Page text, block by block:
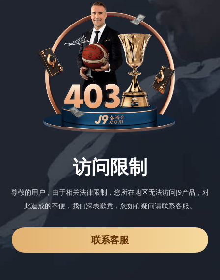
访问限制
尊敬的用户，由于相关法律限制，您所在地区无法访问J9产品，对
此造成的不便，我们深表歉意，您如有疑问请联系客服。
联系客服